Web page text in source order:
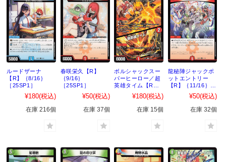
ルードザーナ
【R】｛8/16｝
［25SP1］
¥180(税込)
在庫 216個
春咲栄久【R】
｛9/16｝
［25SP1］
¥50(税込)
在庫 37個
ボルシャックスー
パーヒーロー／超
英雄タイム【R】
｛10/16｝
［25SP1］
¥180(税込)
在庫 15個
龍秘陣ジャックポ
ットエントリー
【R】｛11/16｝
［25SP1］
¥50(税込)
在庫 32個